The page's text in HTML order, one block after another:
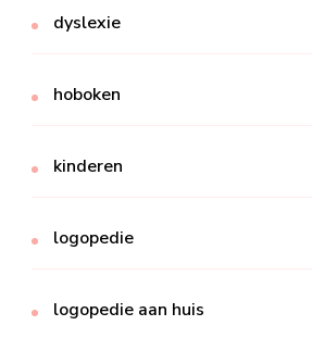
dyslexie
hoboken
kinderen
logopedie
logopedie aan huis